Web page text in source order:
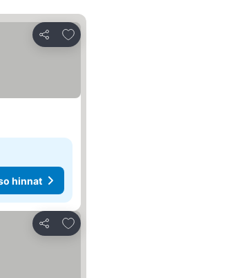
Jaa
Lisää suosikkeihin
hinnat
Jaa
Lisää suosikkeihin